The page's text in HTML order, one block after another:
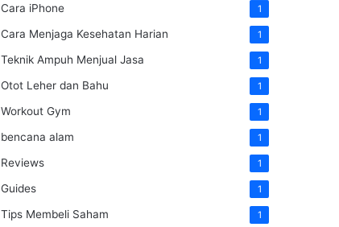
Cara iPhone 1
Cara Menjaga Kesehatan Harian 1
Teknik Ampuh Menjual Jasa 1
Otot Leher dan Bahu 1
Workout Gym 1
bencana alam 1
Reviews 1
Guides 1
Tips Membeli Saham 1